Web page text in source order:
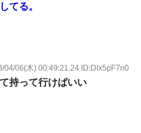
てる。
04/06(木) 00:49:21.24 ID:DIx5pF7n0
持って行けばいい